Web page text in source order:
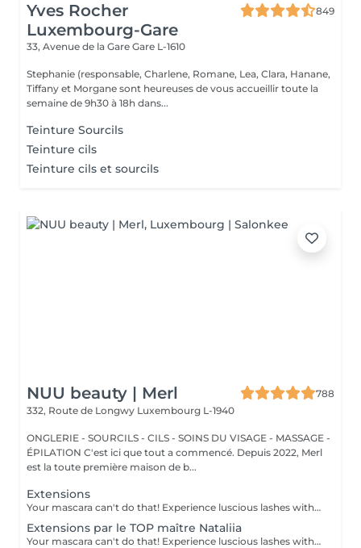
Yves Rocher
Luxembourg-Gare
849
33, Avenue de la Gare Gare L-1610
Stephanie (responsable, Charlene, Romane, Lea, Clara, Hanane,
Tiffany et Morgane sont heureuses de vous accueillir toute la
semaine de 9h30 à 18h dans...
Teinture Sourcils
Teinture cils
Teinture cils et sourcils
NUU beauty | Merl
788
332, Route de Longwy Luxembourg L-1940
ONGLERIE - SOURCILS - CILS - SOINS DU VISAGE - MASSAGE -
ÉPILATION C'est ici que tout a commencé. Depuis 2022, Merl
est la toute première maison de b...
Extensions
Your mascara can't do that! Experience luscious lashes with our professional lash extensions. Each artificial lash is expertly applied to your natural lashes, creating a fuller, longer, and darker look. Volume options: choose from 1D to 5D for the perfect fullness. Personalised choices: discuss your preferences for curves and colours with our expert. What to expect: - eye area is cleaned - tape and patches protect the skin - extensions are applied to your natural lashes - lashes are dried for a secure hold - tape and patches are removed Post-care: avoid wetting lashes for 24 hours. Frequency: schedule every 3-4 weeks.
Extensions par le TOP maître Nataliia
Your mascara can't do that! Experience luscious lashes with our professional lash extensions. Each artificial lash is expertly applied to your natural lashes, creating a fuller, longer, and darker look. Volume options: choose from 1D to 5D for the perfect fullness. Personalised choices: discuss your preferences for curves and colours with our expert. Comfort focused: extensions are applied one eye at a time, with breaks as needed during the 2-hour process. What to expect: - eye area is cleaned - tape and patches protect the skin - extensions are applied to your natural lashes - lashes are dried for a secure hold - tape and patches are removed Post-care: avoid wetting lashes for 24 hours. Frequency: schedule every 3-4 weeks.